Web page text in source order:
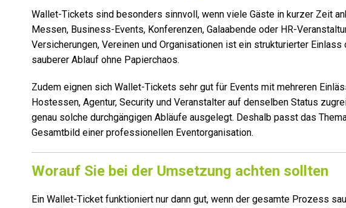
Wallet-Tickets sind besonders sinnvoll, wenn viele Gäste in kurzer Zeit
Messen, Business-Events, Konferenzen, Galaabende oder HR-
Versicherungen, Vereinen und Organisationen ist ein strukturierter
sauberer Ablauf ohne Papierchaos.
Zudem eignen sich Wallet-Tickets sehr gut für Events mit mehreren
Hostessen, Agentur, Security und Veranstalter auf denselben Status
genau solche durchgängigen Abläufe ausgelegt. Deshalb passt das
Gesamtbild einer professionellen Eventorganisation.
Worauf Sie bei der Umsetzung achten sollten
Ein Wallet-Ticket funktioniert nur dann gut, wenn der gesamte Prozess